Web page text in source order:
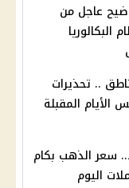
عاجل من
.. تحذيرات
المقبلة
سعر الذهب بكام
اليوم